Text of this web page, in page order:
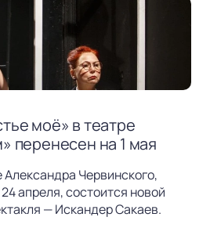
моё» в театре
перенесен на 1 мая
Червинского,
апреля, состоится новой
— Искандер Сакаев.